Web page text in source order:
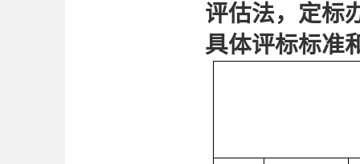
评估法，定标
具体评标标准